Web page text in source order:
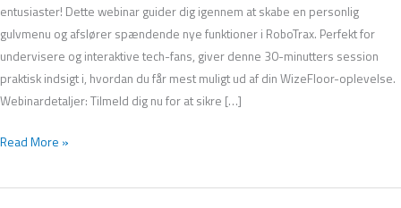
entusiaster! Dette webinar guider dig igennem at skabe en personlig
gulvmenu og afslører spændende nye funktioner i RoboTrax. Perfekt for
undervisere og interaktive tech-fans, giver denne 30-minutters session
praktisk indsigt i, hvordan du får mest muligt ud af din WizeFloor-oplevelse.
Webinardetaljer: Tilmeld dig nu for at sikre […]
Read More »